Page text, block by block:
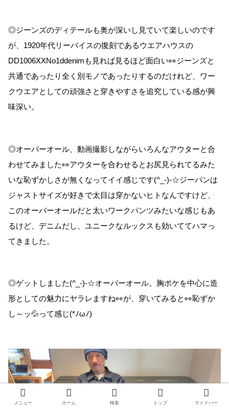
◎ジーンズのディテールも奥が深いし見ていて楽しいのです
が、1920年代リーバイスの復刻であるウエアハウスの
DD1006XXNo1ddenimも見れば見るほど面白い👀ジーンズと
共通であったり全く別モノであったりするのだけれど、ワー
クウエアとしての頑強さと穿きやすさを追究している感が興
味深い。
◎オーバーオール、動画撮影しながらいろんなアウターと合
わせてみました👀アウターを合わせるとお尻見られてるみた
いな恥ずかしさが無くなってイイ感じです(^_-)-☆ジーパンは
ジャストサイズが好きで太目は穿かないヒトなんですけど、
このオーバーオールだと太いワークパンツみたいな感じもあ
るけど、デニムだし、ユニークなルックスも効いててハマっ
てきました。
◎ゲットしました(^_-)-☆オーバーオール。胸ポケを中心に造
形としての魅力にヤラレますね👀が、穿いてみると👀恥ずか
し～ッ💦って感じ(*ﾉωﾉ)
メニュー ホーム 検索 トップ サイドバー